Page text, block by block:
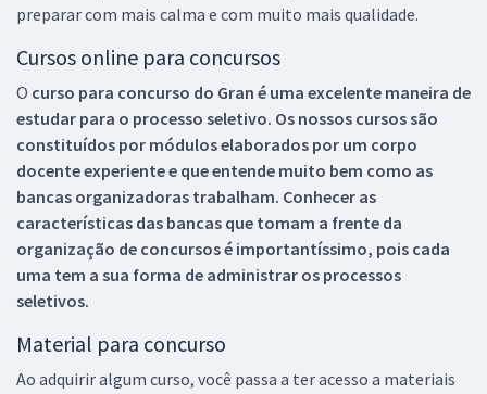
preparar com mais calma e com muito mais qualidade.
Cursos online para concursos
O curso para concurso do Gran é uma excelente maneira de
estudar para o processo seletivo. Os nossos cursos são
constituídos por módulos elaborados por um corpo
docente experiente e que entende muito bem como as
bancas organizadoras trabalham. Conhecer as
características das bancas que tomam a frente da
organização de concursos é importantíssimo, pois cada
uma tem a sua forma de administrar os processos
seletivos.
Material para concurso
Ao adquirir algum curso, você passa a ter acesso a materiais